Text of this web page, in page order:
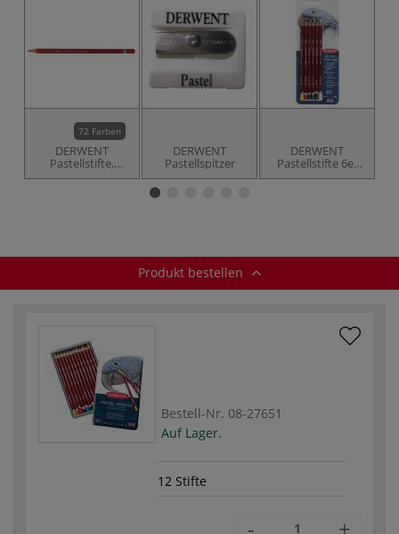
72 Farben
DERWENT
Pastellstifte,
einzeln
DERWENT
Pastellspitzer
DERWENT
Pastellstifte 6er
Set
Produkt bestellen
Bestell-Nr. 08-27651
Auf Lager.
12 Stifte
- +